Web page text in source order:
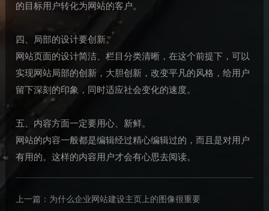
的目标用户转化为网站的客户。
四、局部的设计要创新。
网站页面的设计简洁、栏目分类清晰，在这个前提下，可以
实现网站局部的创新，大胆创新，改变平凡的风格，给用户
留下深刻的印象，同时适应社会变化的速度。
五、内容方面一定要用心、新鲜。
网站的内容一般都是编辑经过精心编辑过的，而且是对用户
有用的。这样的内容用户才会有心思去阅读。
上一篇： 为什么企业网站建设主页上的图像很重要